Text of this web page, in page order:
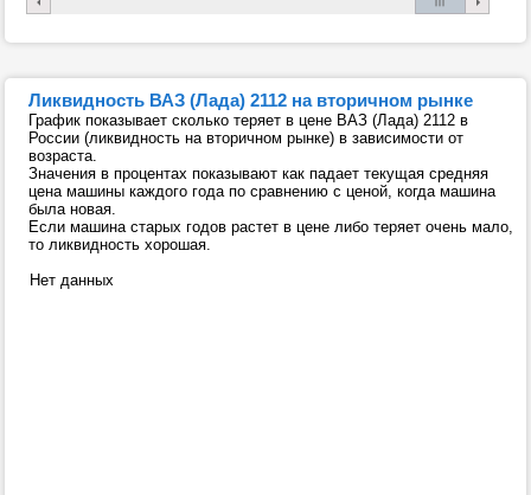
Ликвидность ВАЗ (Лада) 2112 на вторичном рынке
График показывает сколько теряет в цене ВАЗ (Лада) 2112 в
России (ликвидность на вторичном рынке) в зависимости от
возраста.
Значения в процентах показывают как падает текущая средняя
цена машины каждого года по сравнению с ценой, когда машина
была новая.
Если машина старых годов растет в цене либо теряет очень мало,
то ликвидность хорошая.
Нет данных